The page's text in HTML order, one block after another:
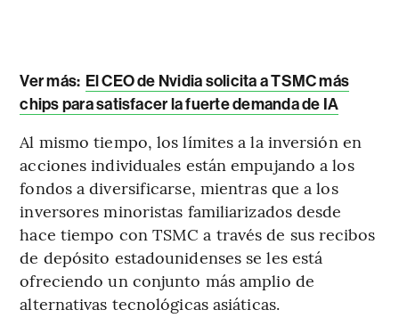
Ver más: El CEO de Nvidia solicita a TSMC más
chips para satisfacer la fuerte demanda de IA
Al mismo tiempo, los límites a la inversión en
acciones individuales están empujando a los
fondos a diversificarse, mientras que a los
inversores minoristas familiarizados desde
hace tiempo con TSMC a través de sus recibos
de depósito estadounidenses se les está
ofreciendo un conjunto más amplio de
alternativas tecnológicas asiáticas.